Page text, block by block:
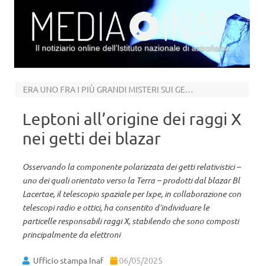
Il notiziario online dell’Istituto nazionale di astrofisica
ERA UNO FRA I PIÙ GRANDI MISTERI SUI GETTI DEI BUCHI NERI SUPERMASSICCI
Leptoni all’origine dei raggi X
nei getti dei blazar
Osservando la componente polarizzata dei getti relativistici –
uno dei quali orientato verso la Terra – prodotti dal blazar Bl
Lacertae, il telescopio spaziale per Ixpe, in collaborazione con
telescopi radio e ottici, ha consentito d’individuare le
particelle responsabili raggi X, stabilendo che sono composti
principalmente da elettroni
Ufficio stampa Inaf 06/05/2025